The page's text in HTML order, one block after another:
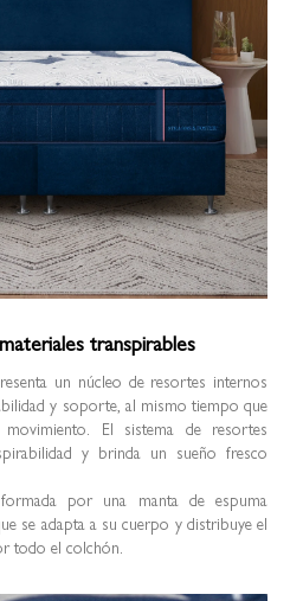
transpirables
un núcleo de resortes internos
y soporte, al mismo tiempo que
El sistema de resortes
y brinda un sueño fresco
por una manta de espuma
se adapta a su cuerpo y distribuye el
todo el colchón.